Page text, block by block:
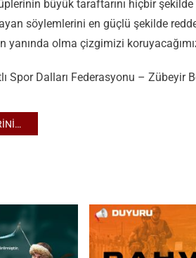
büyük taraftarını hiçbir
söylemlerini en güçlü şekilde
yanında olma çizgimizi
Spor Dalları Federasyonu – Zübeyir